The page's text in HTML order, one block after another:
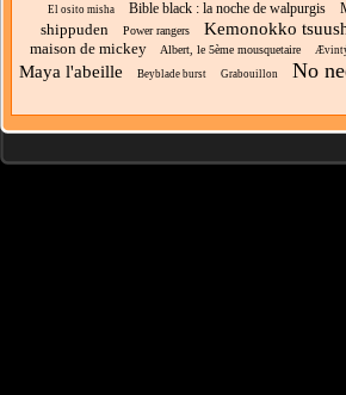
El osito misha Bible black : la noche de walpurgis
shippuden Power rangers Kemonokko
maison de mickey Albert, le 5ème mousquetaire
Maya l'abeille Beyblade burst Grabouillon No